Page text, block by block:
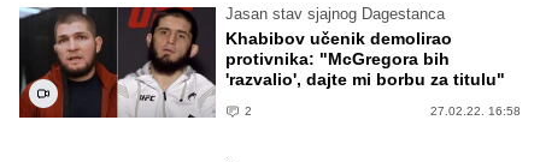
Jasan stav sjajnog Dagestanca
Khabibov učenik demolirao
protivnika: "McGregora bih
'razvalio', dajte mi borbu za titulu"
2 27.02.22. 16:58